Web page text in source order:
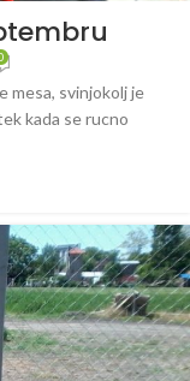
mesa, svinjokolj je
kada se rucno